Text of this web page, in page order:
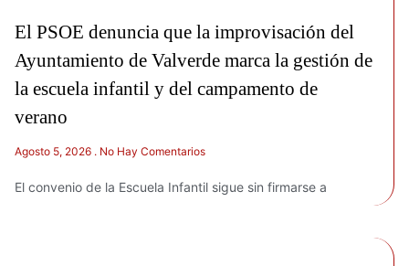
El PSOE denuncia que la improvisación del
Ayuntamiento de Valverde marca la gestión de
la escuela infantil y del campamento de
verano
Agosto 5, 2026 No Hay Comentarios
El convenio de la Escuela Infantil sigue sin firmarse a